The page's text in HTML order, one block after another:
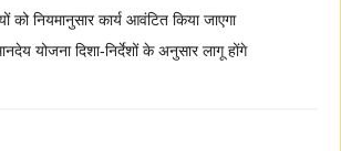
को नियमानुसार कार्य आवंटित किया जाएगा
योजना दिशा-निर्देशों के अनुसार लागू होंगे